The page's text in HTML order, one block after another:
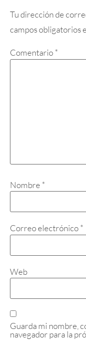
Tu dirección de
campos obligatorios
Comentario*
Nombre *
Correo electrónico*
Web
Guarda mi nombre,
navegador para la